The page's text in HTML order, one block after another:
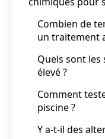
Combien de
un traitement
Quels sont les
élevé ?
Comment
piscine ?
Y a-t-il des